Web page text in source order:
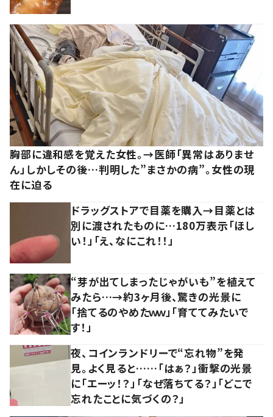
胸部に違和感を覚えた女性。→医師「異常はありませ
ん」しかしその後…判明した”まさかの病”。女性の現
在に迫る
ドラッグストアで目薬を購入→目薬とは
別に渡されたものに…180万表示「ほし
い！」「え、なにこれ！！」
“芽が出てしまったじゃがいも”を植えて
みたら…→約3ヶ月後、驚きの光景に
「捨てるのやめたｗｗ」「育ててみたいで
す！」
夜、コインランドリーで“忘れ物”を発
見。よく見ると……「はぁ？」衝撃の光景
に「エーッ！？」「なぜ落ちてる？」「どこで
忘れたことに気づくの？」